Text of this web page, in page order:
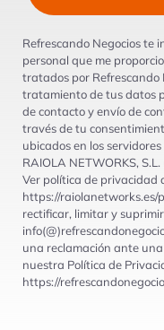
Refrescando Negocios te
personal que me
tratados por Refrescando
tratamiento de tus datos
de contacto y envío de
través de tu
ubicados en los
RAIOLA NETWORKS,
Ver política de privacidad
https://raiolanetworks.es/
rectificar, limitar y
una reclamación ante
nuestra Política de
https://